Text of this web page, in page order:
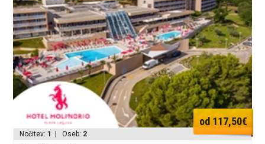
od 117,50€
Nočitev: 1 | Oseb: 2